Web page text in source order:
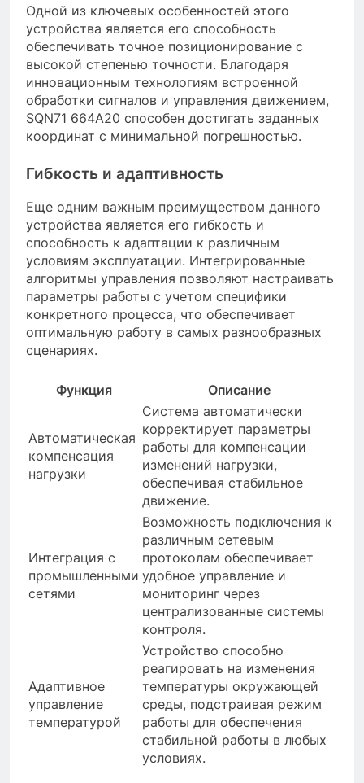
Одной из ключевых особенностей этого
устройства является его способность
обеспечивать точное позиционирование с
высокой степенью точности. Благодаря
инновационным технологиям встроенной
обработки сигналов и управления движением,
SQN71 664A20 способен достигать заданных
координат с минимальной погрешностью.
Гибкость и адаптивность
Еще одним важным преимуществом данного
устройства является его гибкость и
способность к адаптации к различным
условиям эксплуатации. Интегрированные
алгоритмы управления позволяют настраивать
параметры работы с учетом специфики
конкретного процесса, что обеспечивает
оптимальную работу в самых разнообразных
сценариях.
Функция Описание
Автоматическая
компенсация
нагрузки
Система автоматически
корректирует параметры
работы для компенсации
изменений нагрузки,
обеспечивая стабильное
движение.
Интеграция с
промышленными
сетями
Возможность подключения к
различным сетевым
протоколам обеспечивает
удобное управление и
мониторинг через
централизованные системы
контроля.
Адаптивное
управление
температурой
Устройство способно
реагировать на изменения
температуры окружающей
среды, подстраивая режим
работы для обеспечения
стабильной работы в любых
условиях.